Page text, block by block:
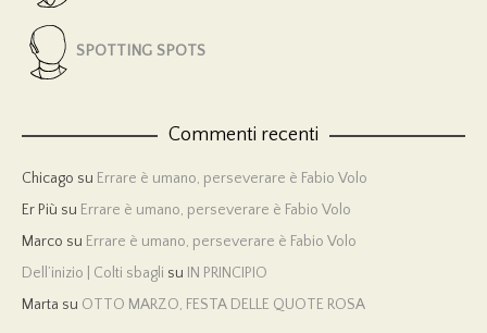
SPOTTING SPOTS
Commenti recenti
Chicago su Errare è umano, perseverare è Fabio Volo
Er Più su Errare è umano, perseverare è Fabio Volo
Marco su Errare è umano, perseverare è Fabio Volo
Dell’inizio | Colti sbagli su IN PRINCIPIO
Marta su OTTO MARZO, FESTA DELLE QUOTE ROSA